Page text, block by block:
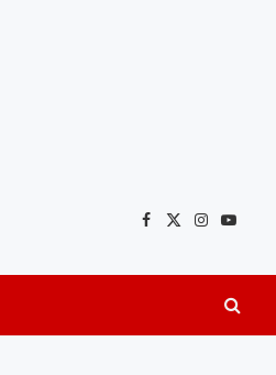
Facebook
X
Instagram